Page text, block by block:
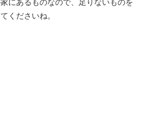
にあるものなので、足りないものを
くださいね。